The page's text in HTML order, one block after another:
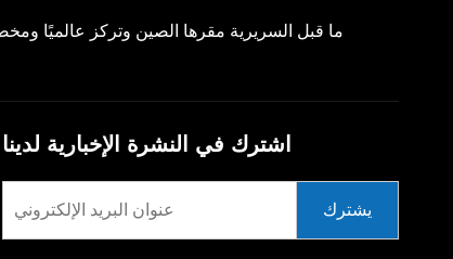
اشترك في النشرة الإخبارية لدينا
يشترك